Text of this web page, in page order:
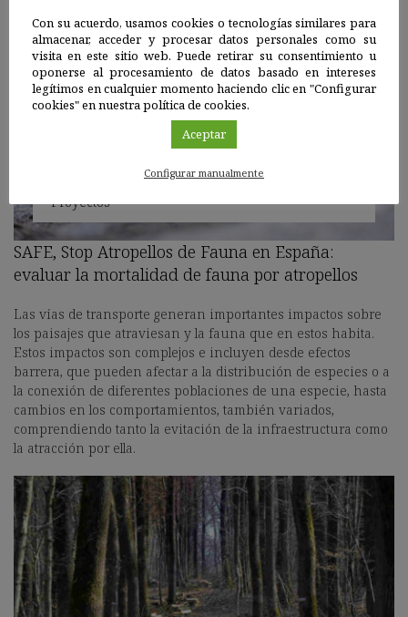
Proyectos
SAFE, Stop Atropellos de Fauna en España:
evaluar la mortalidad de fauna por atropellos
Las vías de transporte generan importantes impactos sobre
los paisajes que atraviesan y la fauna que en estos habita.
Estos impactos son complejos e incluyen desde efectos
barrera, que pueden afectar a la distribución de especies o a
la conexión de diferentes poblaciones de una especie, hasta
cambios en los comportamientos, también variados,
comprendiendo tanto la evitación de la infraestructura como
la atracción por ella.
Con su acuerdo, usamos cookies o tecnologías similares para
almacenar, acceder y procesar datos personales como su
visita en este sitio web. Puede retirar su consentimiento u
oponerse al procesamiento de datos basado en intereses
legítimos en cualquier momento haciendo clic en "Configurar
cookies" en nuestra política de cookies.
Aceptar
Configurar manualmente